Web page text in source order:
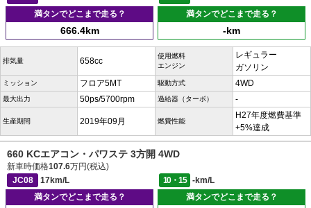
満タンでどこまで走る？
666.4km
満タンでどこまで走る？
-km
排気量 658cc
使用燃料
エンジン
レギュラー
ガソリン
ミッション フロア5MT 駆動方式 4WD
最大出力 50ps/5700rpm 過給器（ターボ） -
生産期間 2019年09月 燃費性能
H27年度燃費基準
+5%達成
660 KCエアコン・パワステ 3方開 4WD
新車時価格107.6万円(税込)
JC08
17km/L 10・15
-km/L
満タンでどこまで走る？
満タンでどこまで走る？